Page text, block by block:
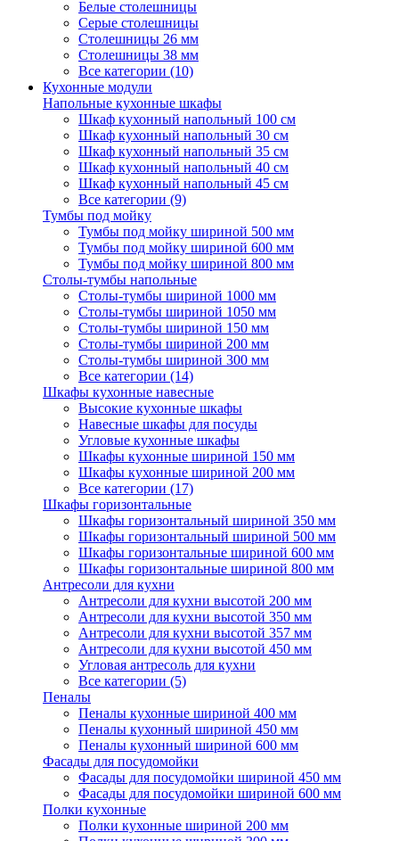
Белые столешницы
Серые столешницы
Столешницы 26 мм
Столешницы 38 мм
Все категории (10)
Кухонные модули
Напольные кухонные шкафы
Шкаф кухонный напольный 100 см
Шкаф кухонный напольный 30 см
Шкаф кухонный напольный 35 см
Шкаф кухонный напольный 40 см
Шкаф кухонный напольный 45 см
Все категории (9)
Тумбы под мойку
Тумбы под мойку шириной 500 мм
Тумбы под мойку шириной 600 мм
Тумбы под мойку шириной 800 мм
Столы-тумбы напольные
Столы-тумбы шириной 1000 мм
Столы-тумбы шириной 1050 мм
Столы-тумбы шириной 150 мм
Столы-тумбы шириной 200 мм
Столы-тумбы шириной 300 мм
Все категории (14)
Шкафы кухонные навесные
Высокие кухонные шкафы
Навесные шкафы для посуды
Угловые кухонные шкафы
Шкафы кухонные шириной 150 мм
Шкафы кухонные шириной 200 мм
Все категории (17)
Шкафы горизонтальные
Шкафы горизонтальный шириной 350 мм
Шкафы горизонтальный шириной 500 мм
Шкафы горизонтальные шириной 600 мм
Шкафы горизонтальные шириной 800 мм
Антресоли для кухни
Антресоли для кухни высотой 200 мм
Антресоли для кухни высотой 350 мм
Антресоли для кухни высотой 357 мм
Антресоли для кухни высотой 450 мм
Угловая антресоль для кухни
Все категории (5)
Пеналы
Пеналы кухонные шириной 400 мм
Пеналы кухонный шириной 450 мм
Пеналы кухонный шириной 600 мм
Фасады для посудомойки
Фасады для посудомойки шириной 450 мм
Фасады для посудомойки шириной 600 мм
Полки кухонные
Полки кухонные шириной 200 мм